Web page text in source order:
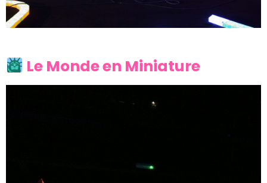
Le Monde en Miniature